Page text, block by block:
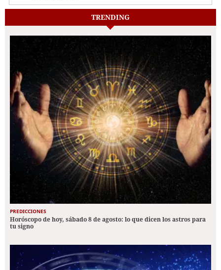
TRENDING
PREDICCIONES
Horóscopo de hoy, sábado 8 de agosto: lo que dicen los astros para
tu signo